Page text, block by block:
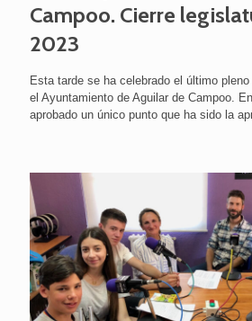
Campoo. Cierre
2023
Esta tarde se ha celebrado el último
el Ayuntamiento de Aguilar de Campoo.
aprobado un único punto que ha sido la